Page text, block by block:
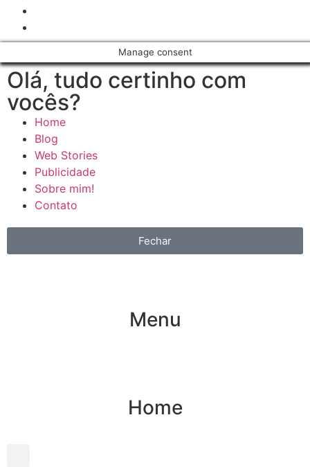
Manage consent
Olá, tudo certinho com
vocês?
Home
Blog
Web Stories
Publicidade
Sobre mim!
Contato
Fechar
Menu
Home